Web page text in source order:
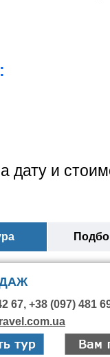
дату и
67, +38 (097) 481